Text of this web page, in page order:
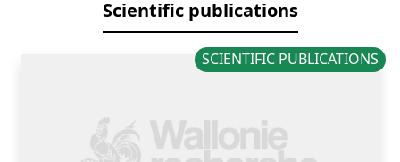
Scientific publications
SCIENTIFIC PUBLICATIONS